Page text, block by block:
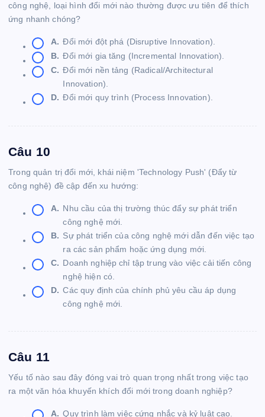
công nghệ, loại hình đổi mới nào thường được ưu tiên để thích
ứng nhanh chóng?
A. Đổi mới đột phá (Disruptive Innovation).
B. Đổi mới gia tăng (Incremental Innovation).
C. Đổi mới nền tảng (Radical/Architectural
Innovation).
D. Đổi mới quy trình (Process Innovation).
Câu 10
Trong quản trị đổi mới, khái niệm 'Technology Push' (Đẩy từ
công nghệ) đề cập đến xu hướng:
A. Nhu cầu của thị trường thúc đẩy sự phát triển
công nghệ mới.
B. Sự phát triển của công nghệ mới dẫn đến việc tạo
ra các sản phẩm hoặc ứng dụng mới.
C. Doanh nghiệp chỉ tập trung vào việc cải tiến công
nghệ hiện có.
D. Các quy định của chính phủ yêu cầu áp dụng
công nghệ mới.
Câu 11
Yếu tố nào sau đây đóng vai trò quan trọng nhất trong việc tạo
ra một văn hóa khuyến khích đổi mới trong doanh nghiệp?
A. Quy trình làm việc cứng nhắc và kỷ luật cao.